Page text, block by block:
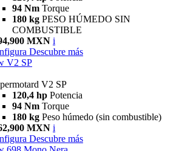
94 Nm Torque
180 kg PESO HÚMEDO SIN
COMBUSTIBLE
MXN i
Descubre más
V2 SP
V2 SP
120,4 hp Potencia
94 Nm Torque
180 kg Peso húmedo (sin combustible)
MXN i
Descubre más